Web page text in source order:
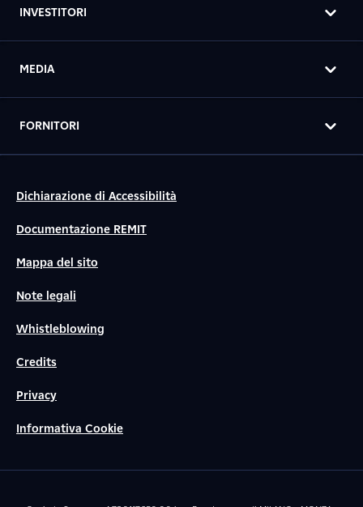
INVESTITORI
MEDIA
FORNITORI
Dichiarazione di Accessibilità
Documentazione REMIT
Mappa del sito
Note legali
Whistleblowing
Credits
Privacy
Informativa Cookie